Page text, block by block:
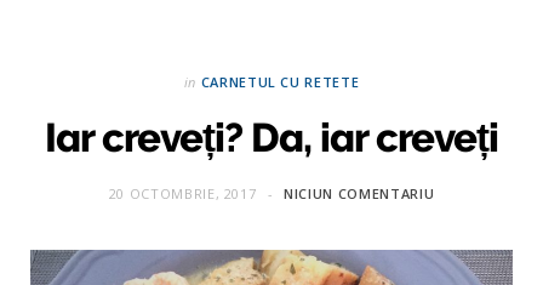
in CARNETUL CU RETETE
Iar creveți? Da, iar creveți
20 OCTOMBRIE, 2017 NICIUN COMENTARIU